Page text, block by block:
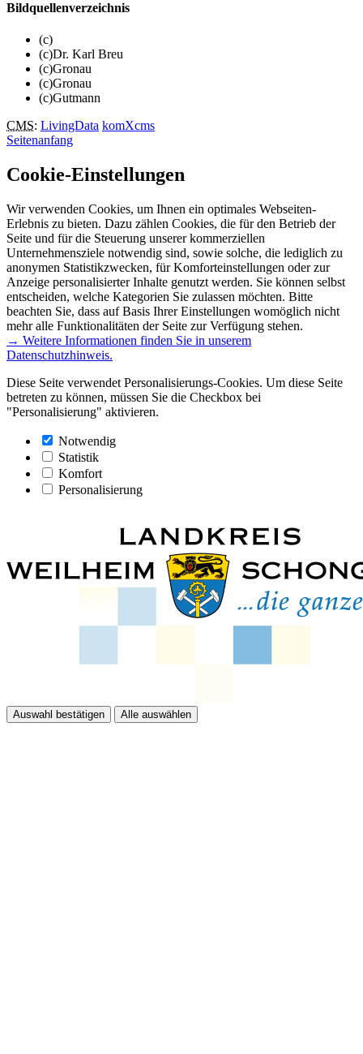
Bildquellenverzeichnis
(c)
(c)Dr. Karl Breu
(c)Gronau
(c)Gronau
(c)Gutmann
CMS: LivingData komXcms
Seitenanfang
Cookie-Einstellungen
Wir verwenden Cookies, um Ihnen ein optimales Webseiten-
Erlebnis zu bieten. Dazu zählen Cookies, die für den Betrieb der
Seite und für die Steuerung unserer kommerziellen
Unternehmensziele notwendig sind, sowie solche, die lediglich zu
anonymen Statistikzwecken, für Komforteinstellungen oder zur
Anzeige personalisierter Inhalte genutzt werden. Sie können selbst
entscheiden, welche Kategorien Sie zulassen möchten. Bitte
beachten Sie, dass auf Basis Ihrer Einstellungen womöglich nicht
mehr alle Funktionalitäten der Seite zur Verfügung stehen.
→ Weitere Informationen finden Sie in unserem
Datenschutzhinweis.
Diese Seite verwendet Personalisierungs-Cookies. Um diese Seite
betreten zu können, müssen Sie die Checkbox bei
"Personalisierung" aktivieren.
Notwendig
Statistik
Komfort
Personalisierung
Auswahl bestätigen Alle auswählen